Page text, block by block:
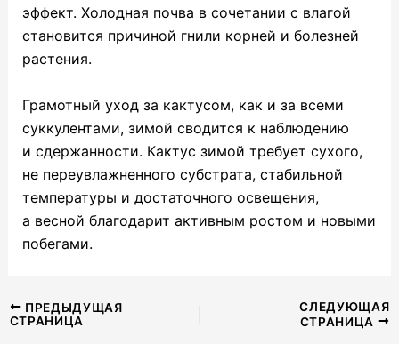
эффект. Холодная почва в сочетании с влагой
становится причиной гнили корней и болезней
растения.
Грамотный уход за кактусом, как и за всеми
суккулентами, зимой сводится к наблюдению
и сдержанности. Кактус зимой требует сухого,
не переувлажненного субстрата, стабильной
температуры и достаточного освещения,
а весной благодарит активным ростом и новыми
побегами.
Навигация
по
ПРЕДЫДУЩАЯ
СТРАНИЦА
СЛЕДУЮЩАЯ
СТРАНИЦА